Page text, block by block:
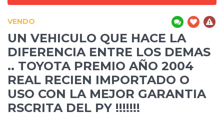
VENDO
UN VEHICULO QUE HACE LA
DIFERENCIA ENTRE LOS DEMAS
.. TOYOTA PREMIO AÑO 2004
REAL RECIEN IMPORTADO O
USO CON LA MEJOR GARANTIA
RSCRITA DEL PY !!!!!!!